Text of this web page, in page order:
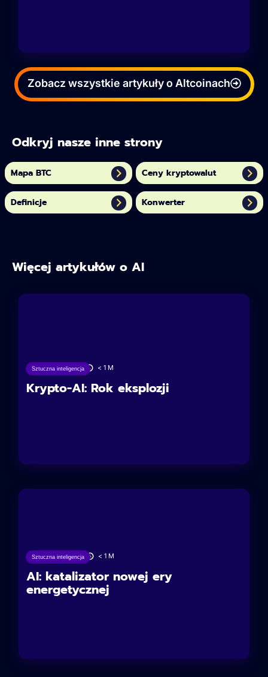
Zobacz wszystkie artykuły o Altcoinach
Odkryj nasze inne strony
Mapa BTC Ceny kryptowalut
Definicje Konwerter
Więcej artykułów o AI
Sztuczna inteligencja
27/06/2025 < 1 M
Krypto-AI: Rok eksplozji
Sztuczna inteligencja
26/06/2025 < 1 M
AI: katalizator nowej ery
energetycznej